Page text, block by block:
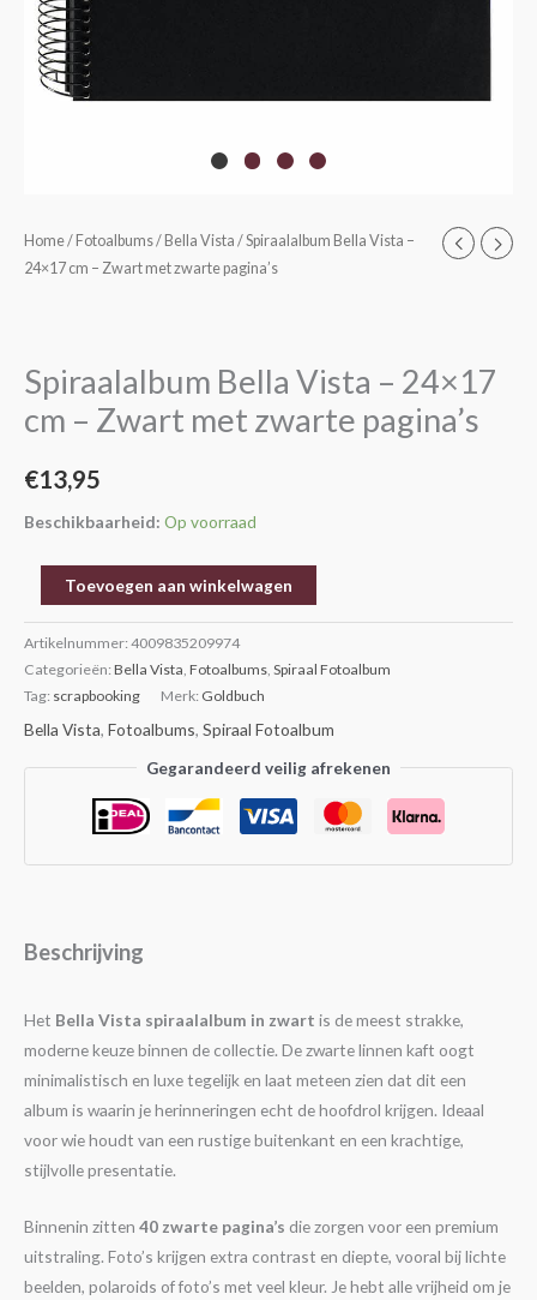
Home/ Fotoalbums/ Bella Vista / Spiraalalbum Bella Vista –
24×17 cm – Zwart met zwarte pagina’s
Spiraalalbum Bella Vista – 24×17
cm – Zwart met zwarte pagina’s
€13,95
Beschikbaarheid: Op voorraad
Spiraalalbum
Bella
cm
-
met
aantal
Toevoegen aan winkelwagen
Artikelnummer: 4009835209974
Categorieën: Bella Vista Fotoalbums Spiraal Fotoalbum
Tag: scrapbooking Merk: Goldbuch
Bella Vista, Fotoalbums, Spiraal Fotoalbum
Gegarandeerd veilig afrekenen
Beschrijving
Het Bella Vista spiraalalbum in zwart is de meest strakke,
moderne keuze binnen de collectie. De zwarte linnen kaft oogt
minimalistisch en luxe tegelijk en laat meteen zien dat dit een
album is waarin je herinneringen echt de hoofdrol krijgen. Ideaal
voor wie houdt van een rustige buitenkant en een krachtige,
stijlvolle presentatie.
Binnenin zitten 40 zwarte pagina’s die zorgen voor een premium
uitstraling. Foto’s krijgen extra contrast en diepte, vooral bij lichte
beelden, polaroids of foto’s met veel kleur. Je hebt alle vrijheid om je